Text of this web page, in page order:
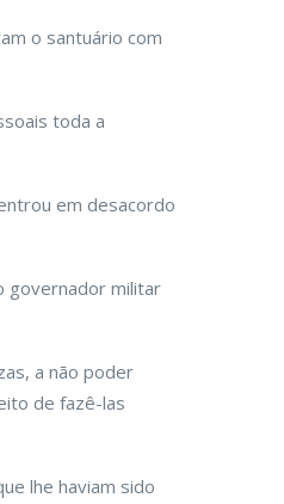
o santuário com
toda a
em desacordo
governador militar
a não poder
de fazê-las
lhe haviam sido